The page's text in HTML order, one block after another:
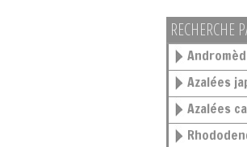
RECHERCHE
Azalées
Azalées